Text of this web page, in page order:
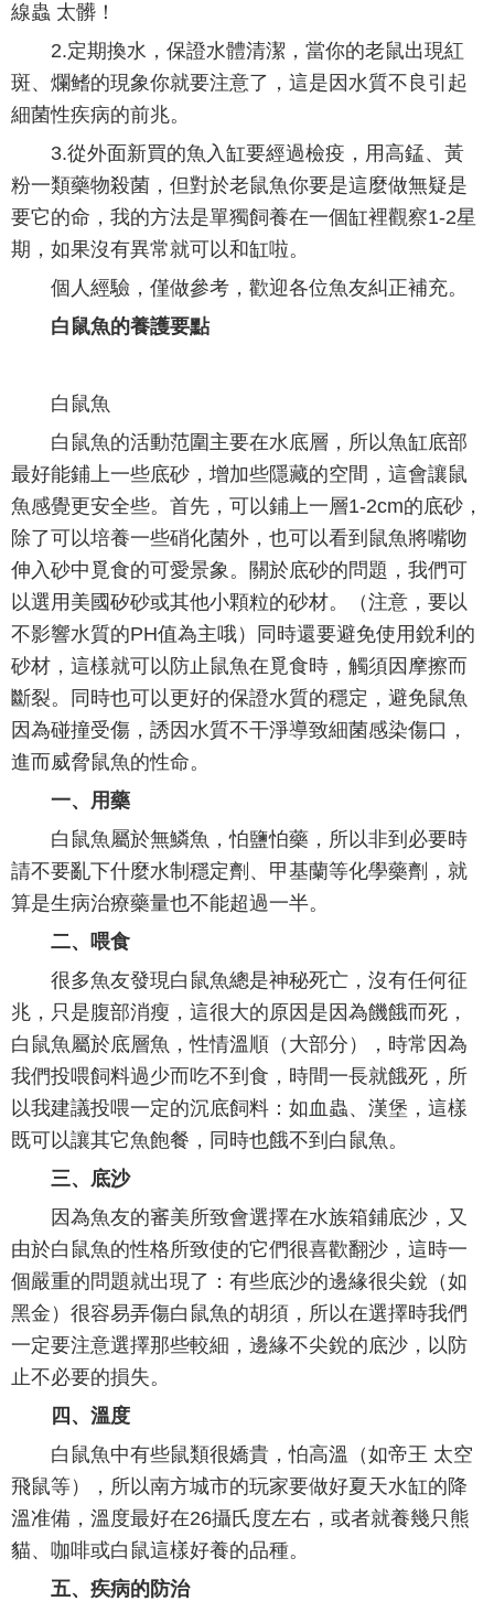
線蟲 太髒！
2.定期換水，保證水體清潔，當你的老鼠出現紅
斑、爛鳍的現象你就要注意了，這是因水質不良引起
細菌性疾病的前兆。
3.從外面新買的魚入缸要經過檢疫，用高錳、黃
粉一類藥物殺菌，但對於老鼠魚你要是這麼做無疑是
要它的命，我的方法是單獨飼養在一個缸裡觀察1-2星
期，如果沒有異常就可以和缸啦。
個人經驗，僅做參考，歡迎各位魚友糾正補充。
白鼠魚的養護要點
白鼠魚
白鼠魚的活動范圍主要在水底層，所以魚缸底部
最好能鋪上一些底砂，增加些隱藏的空間，這會讓鼠
魚感覺更安全些。首先，可以鋪上一層1-2cm的底砂，
除了可以培養一些硝化菌外，也可以看到鼠魚將嘴吻
伸入砂中覓食的可愛景象。關於底砂的問題，我們可
以選用美國矽砂或其他小顆粒的砂材。（注意，要以
不影響水質的PH值為主哦）同時還要避免使用銳利的
砂材，這樣就可以防止鼠魚在覓食時，觸須因摩擦而
斷裂。同時也可以更好的保證水質的穩定，避免鼠魚
因為碰撞受傷，誘因水質不干淨導致細菌感染傷口，
進而威脅鼠魚的性命。
一、用藥
白鼠魚屬於無鱗魚，怕鹽怕藥，所以非到必要時
請不要亂下什麼水制穩定劑、甲基蘭等化學藥劑，就
算是生病治療藥量也不能超過一半。
二、喂食
很多魚友發現白鼠魚總是神秘死亡，沒有任何征
兆，只是腹部消瘦，這很大的原因是因為饑餓而死，
白鼠魚屬於底層魚，性情溫順（大部分），時常因為
我們投喂飼料過少而吃不到食，時間一長就餓死，所
以我建議投喂一定的沉底飼料：如血蟲、漢堡，這樣
既可以讓其它魚飽餐，同時也餓不到白鼠魚。
三、底沙
因為魚友的審美所致會選擇在水族箱鋪底沙，又
由於白鼠魚的性格所致使的它們很喜歡翻沙，這時一
個嚴重的問題就出現了：有些底沙的邊緣很尖銳（如
黑金）很容易弄傷白鼠魚的胡須，所以在選擇時我們
一定要注意選擇那些較細，邊緣不尖銳的底沙，以防
止不必要的損失。
四、溫度
白鼠魚中有些鼠類很嬌貴，怕高溫（如帝王 太空
飛鼠等），所以南方城市的玩家要做好夏天水缸的降
溫准備，溫度最好在26攝氏度左右，或者就養幾只熊
貓、咖啡或白鼠這樣好養的品種。
五、疾病的防治